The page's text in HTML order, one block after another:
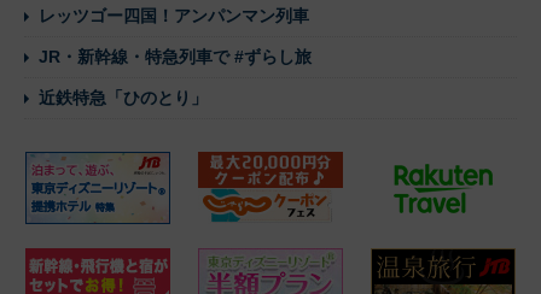
レッツゴー四国！アンパンマン列車
JR・新幹線・特急列車で #ずらし旅
近鉄特急「ひのとり」